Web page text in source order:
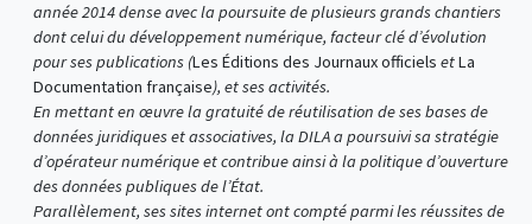
année 2014 dense avec la poursuite de plusieurs grands chantiers
dont celui du développement numérique, facteur clé d’évolution
pour ses publications (Les Éditions des Journaux officiels etLa
Documentation française), et ses activités.
En mettant en œuvre la gratuité de réutilisation de ses bases de
données juridiques et associatives, la DILA a poursuivi sa stratégie
d’opérateur numérique et contribue ainsi à la politique d’ouverture
des données publiques de l’État.
Parallèlement, ses sites internet ont compté parmi les réussites de